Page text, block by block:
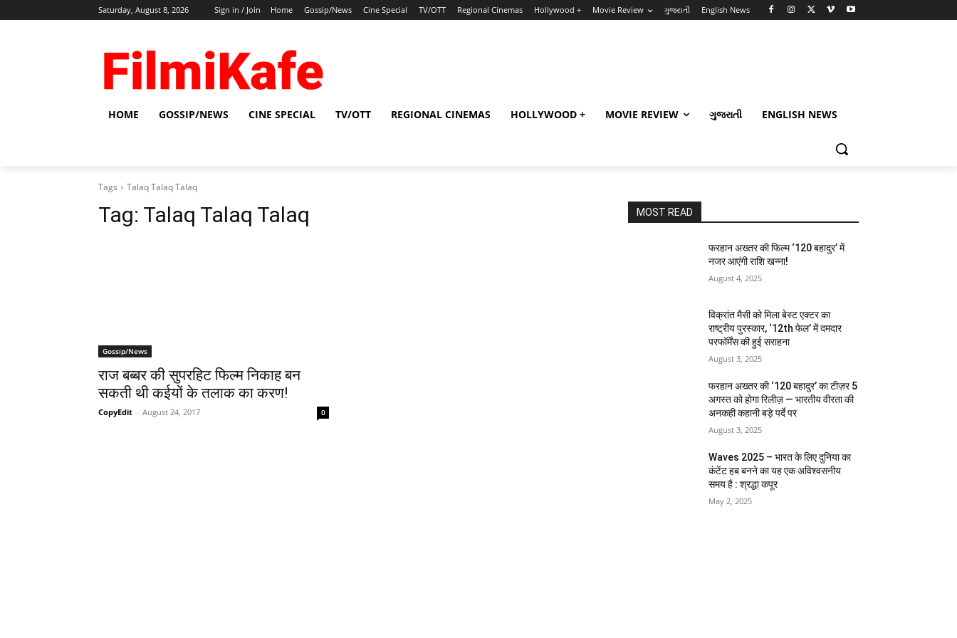
Saturday, August 8, 2026 Sign in / Join Home Gossip/News Cine Special TV/OTT Regional Cinemas Hollywood + Movie Review ગુજરાતી English News
HOME GOSSIP/NEWS CINE SPECIAL TV/OTT REGIONAL CINEMAS HOLLYWOOD + MOVIE REVIEW ગુજરાતી ENGLISH NEWS
Tags Talaq Talaq Talaq
Tag: Talaq Talaq Talaq
Gossip/News
राज बब्बर की सुपरहिट फिल्म निकाह बन
सकती थी कईयों के तलाक का करण!
CopyEdit - August 24, 2017 0
MOST READ
फरहान अख्तर की फिल्म ‘120 बहादुर’ में
नजर आएंगी राशि खन्ना!
August 4, 2025
विक्रांत मैसी को मिला बेस्ट एक्टर का
राष्ट्रीय पुरस्कार, ‘12th फेल’ में दमदार
परफॉर्मेंस की हुई सराहना
August 3, 2025
फरहान अख्तर की ‘120 बहादुर’ का टीज़र 5
अगस्त को होगा रिलीज़ — भारतीय वीरता की
अनकही कहानी बड़े पर्दे पर
August 3, 2025
Waves 2025 – भारत के लिए दुनिया का
कंटेंट हब बनने का यह एक अविश्वसनीय
समय है : श्रद्धा कपूर
May 2, 2025